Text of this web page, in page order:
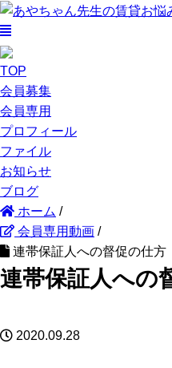
TOP
会員募集
会員専用
プロフィール
ファイル
お知らせ
ブログ
ホーム /
会員専用動画 /
連帯保証人への督促の仕方
連帯保証人への
2020.09.28